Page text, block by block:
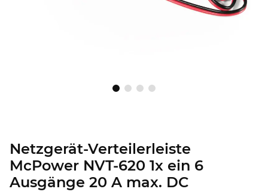
Netzgerät-Verteilerleiste
McPower NVT-620 1x ein 6
Ausgänge 20 A max. DC